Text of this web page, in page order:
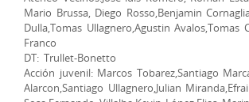
Mario Brussa, Diego Rosso,Benjamin
Dulla,Tomas Ullagnero,Agustin Avalos,Tomas
Franco
DT: Trullet-Bonetto
Acción juvenil: Marcos Tobarez,Santiago
Alarcon,Santiago Ullagnero,Julian